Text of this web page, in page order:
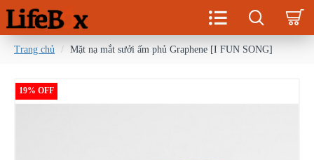
Trang chủ Mặt nạ mắt sưởi ấm phủ Graphene [I FUN SONG]
19% OFF